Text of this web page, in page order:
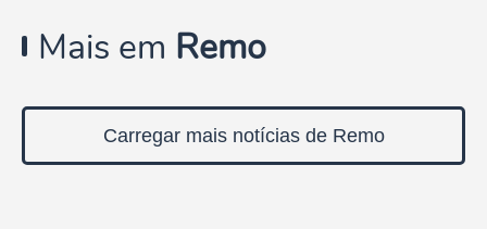
Mais em Remo
Carregar mais notícias de Remo